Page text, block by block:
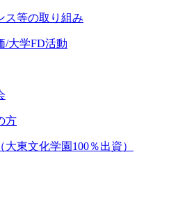
ス等の取り組み
/大学FD活動
方
東文化学園100％出資）